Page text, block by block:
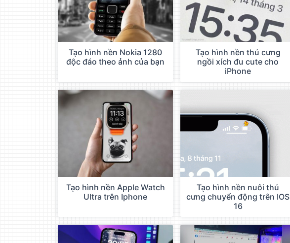
Tạo hình nền Nokia 1280
độc đáo theo ảnh của bạn
Tạo hình nền thú cưng
ngồi xích đu cute cho
iPhone
Tạo hình nền Apple Watch
Ultra trên Iphone
Tạo hình nền nuôi thú
cưng chuyển động trên IOS
16